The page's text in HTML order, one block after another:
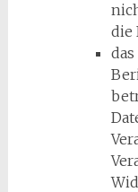
die